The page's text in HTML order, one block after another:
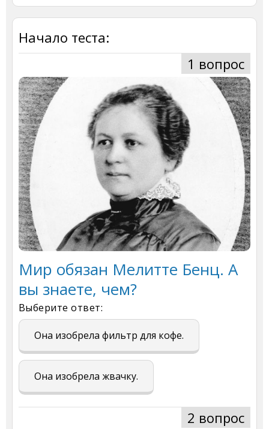
Начало теста:
1 вопрос
Мир обязан Мелитте Бенц. А
вы знаете, чем?
Выберите ответ:
Она изобрела фильтр для кофе.
Она изобрела жвачку.
2 вопрос